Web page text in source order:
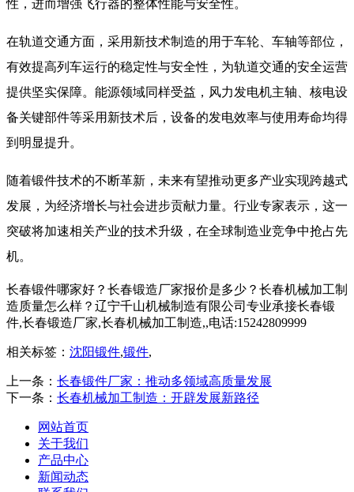
性，进而增强飞行器的整体性能与安全性。
在轨道交通方面，采用新技术制造的用于车轮、车轴等部位，
有效提高列车运行的稳定性与安全性，为轨道交通的安全运营
提供坚实保障。能源领域同样受益，风力发电机主轴、核电设
备关键部件等采用新技术后，设备的发电效率与使用寿命均得
到明显提升。
​ 随着锻件技术的不断革新，未来有望推动更多产业实现跨越式
发展，为经济增长与社会进步贡献力量。行业专家表示，这一
突破将加速相关产业的技术升级，在全球制造业竞争中抢占先
机。​
长春锻件哪家好？长春锻造厂家报价是多少？长春机械加工制
造质量怎么样？辽宁千山机械制造有限公司专业承接长春锻
件,长春锻造厂家,长春机械加工制造,,电话:15242809999
相关标签： 沈阳锻件,锻件,
上一条： 长春锻件厂家：推动多领域高质量发展​
下一条： 长春机械加工制造：开辟发展新路径​
网站首页
关于我们
产品中心
新闻动态